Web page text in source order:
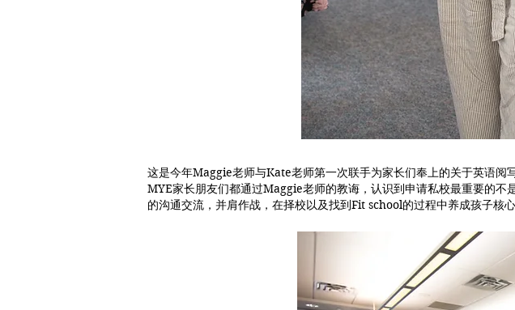
这是今年Maggie老师与Kate老师第一次联手为家长们奉上的关于英语阅
MYE家长朋友们都通过Maggie老师的教诲，认识到申请私校最重要的
的沟通交流，并肩作战，在择校以及找到Fit school的过程中养成孩子核心